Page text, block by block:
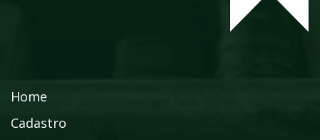
Home
Cadastro